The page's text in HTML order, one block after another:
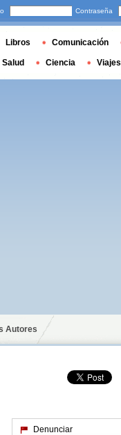
Autores
Denunciar
Contraseña
Libros Comunicación
Salud Ciencia Viajes